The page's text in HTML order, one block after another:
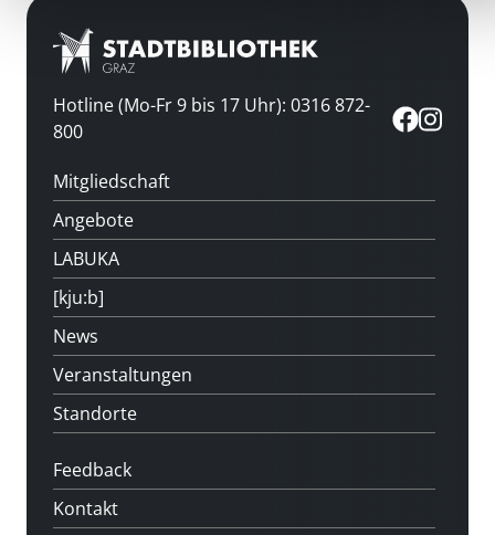
Hotline (Mo-Fr 9 bis 17 Uhr): 0316 872-
800
Mitgliedschaft
Angebote
LABUKA
[kju:b]
News
Veranstaltungen
Standorte
Feedback
Kontakt